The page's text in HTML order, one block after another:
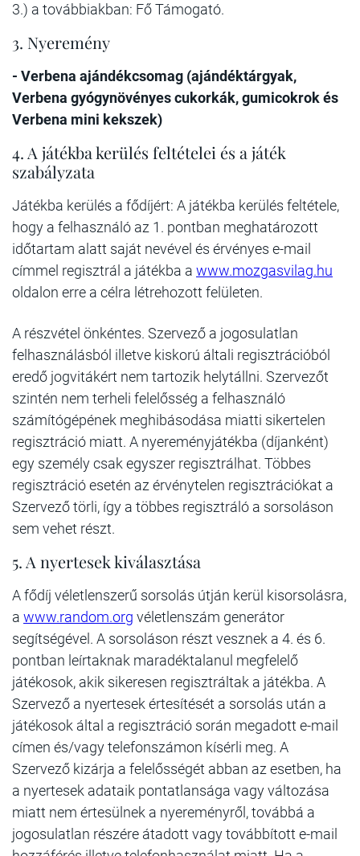
3.) a továbbiakban: Fő Támogató.
3. Nyeremény
- Verbena ajándékcsomag (ajándéktárgyak,
Verbena gyógynövényes cukorkák, gumicokrok és
Verbena mini kekszek)
4. A játékba kerülés feltételei és a játék
szabályzata
Játékba kerülés a fődíjért: A játékba kerülés feltétele,
hogy a felhasználó az 1. pontban meghatározott
időtartam alatt saját nevével és érvényes e-mail
címmel regisztrál a játékba a www.mozgasvilag.hu
oldalon erre a célra létrehozott felületen.
A részvétel önkéntes. Szervező a jogosulatlan
felhasználásból illetve kiskorú általi regisztrációból
eredő jogvitákért nem tartozik helytállni. Szervezőt
szintén nem terheli felelősség a felhasználó
számítógépének meghibásodása miatti sikertelen
regisztráció miatt. A nyereményjátékba (díjanként)
egy személy csak egyszer regisztrálhat. Többes
regisztráció esetén az érvénytelen regisztrációkat a
Szervező törli, így a többes regisztráló a sorsoláson
sem vehet részt.
5. A nyertesek kiválasztása
A fődíj véletlenszerű sorsolás útján kerül kisorsolásra,
a www.random.org véletlenszám generátor
segítségével. A sorsoláson részt vesznek a 4. és 6.
pontban leírtaknak maradéktalanul megfelelő
játékosok, akik sikeresen regisztráltak a játékba. A
Szervező a nyertesek értesítését a sorsolás után a
játékosok által a regisztráció során megadott e-mail
címen és/vagy telefonszámon kísérli meg. A
Szervező kizárja a felelősségét abban az esetben, ha
a nyertesek adataik pontatlansága vagy változása
miatt nem értesülnek a nyereményről, továbbá a
jogosulatlan részére átadott vagy továbbított e-mail